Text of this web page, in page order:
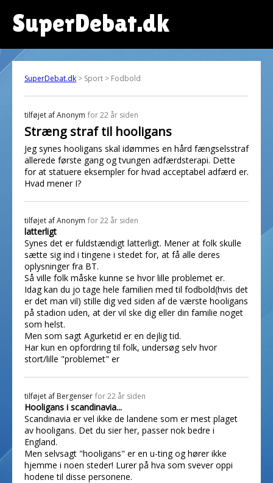
SuperDebat.dk
SuperDebat.dk > Sport > Fodbold
tilføjet afAnonym for 22 år siden
Stræng straf til hooligans
Jeg synes hooligans skal idømmes en hård fængselsstraf
allerede første gang og tvungen adfærdsterapi. Dette
for at statuere eksempler for hvad acceptabel adfærd er.
Hvad mener I?
tilføjet afAnonym for 22 år siden
latterligt
Synes det er fuldstændigt latterligt. Mener at folk skulle
sætte sig ind i tingene i stedet for, at få alle deres
oplysninger fra BT.
Så ville folk måske kunne se hvor lille problemet er.
Idag kan du jo tage hele familien med til fodbold(hvis det
er det man vil) stille dig ved siden af de værste hooligans
på stadion uden, at der vil ske dig eller din familie noget
som helst.
Men som sagt Agurketid er en dejlig tid.
Har kun en opfordring til folk, undersøg selv hvor
stort/lille "problemet" er
tilføjet af Bergenser for 22 år siden
Hooligans i scandinavia...
Scandinavia er vel ikke de landene som er mest plaget
av hooligans. Det du sier her, passer nok bedre i
England.
Men selvsagt "hooligans" er en u-ting og hører ikke
hjemme i noen steder! Lurer på hva som svever oppi
hodene til disse personene.